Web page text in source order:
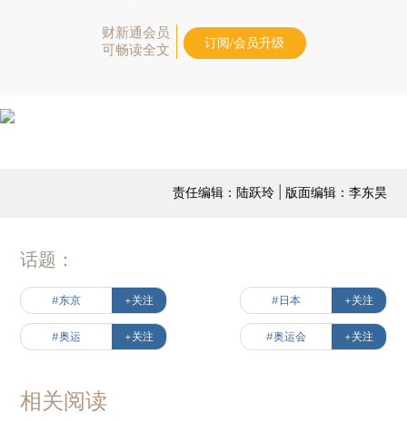
财新通会员
可畅读全文
订阅/会员升级
责任编辑：陆跃玲 | 版面编辑：李东昊
话题：
#东京 +关注 #日本 +关注
#奥运 +关注 #奥运会 +关注
相关阅读